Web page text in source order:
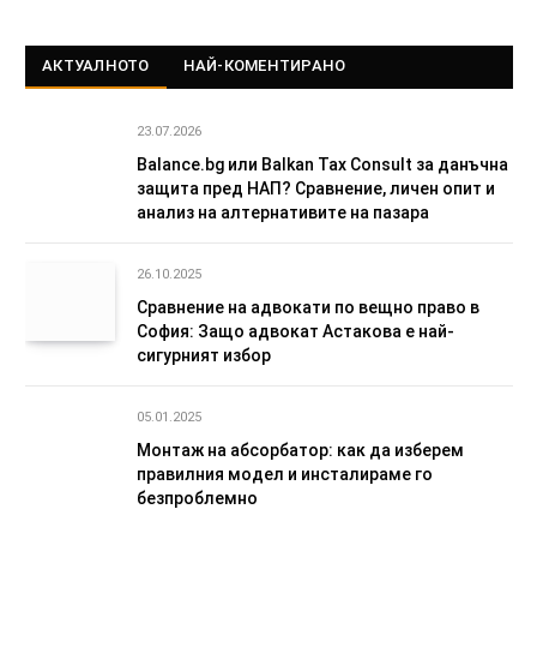
АКТУАЛНОТО НАЙ-КОМЕНТИРАНО
23.07.2026
Balance.bg или Balkan Tax Consult за данъчна
защита пред НАП? Сравнение, личен опит и
анализ на алтернативите на пазара
26.10.2025
Сравнение на адвокати по вещно право в
София: Защо адвокат Астакова е най-
сигурният избор
05.01.2025
Монтаж на абсорбатор: как да изберем
правилния модел и инсталираме го
безпроблемно